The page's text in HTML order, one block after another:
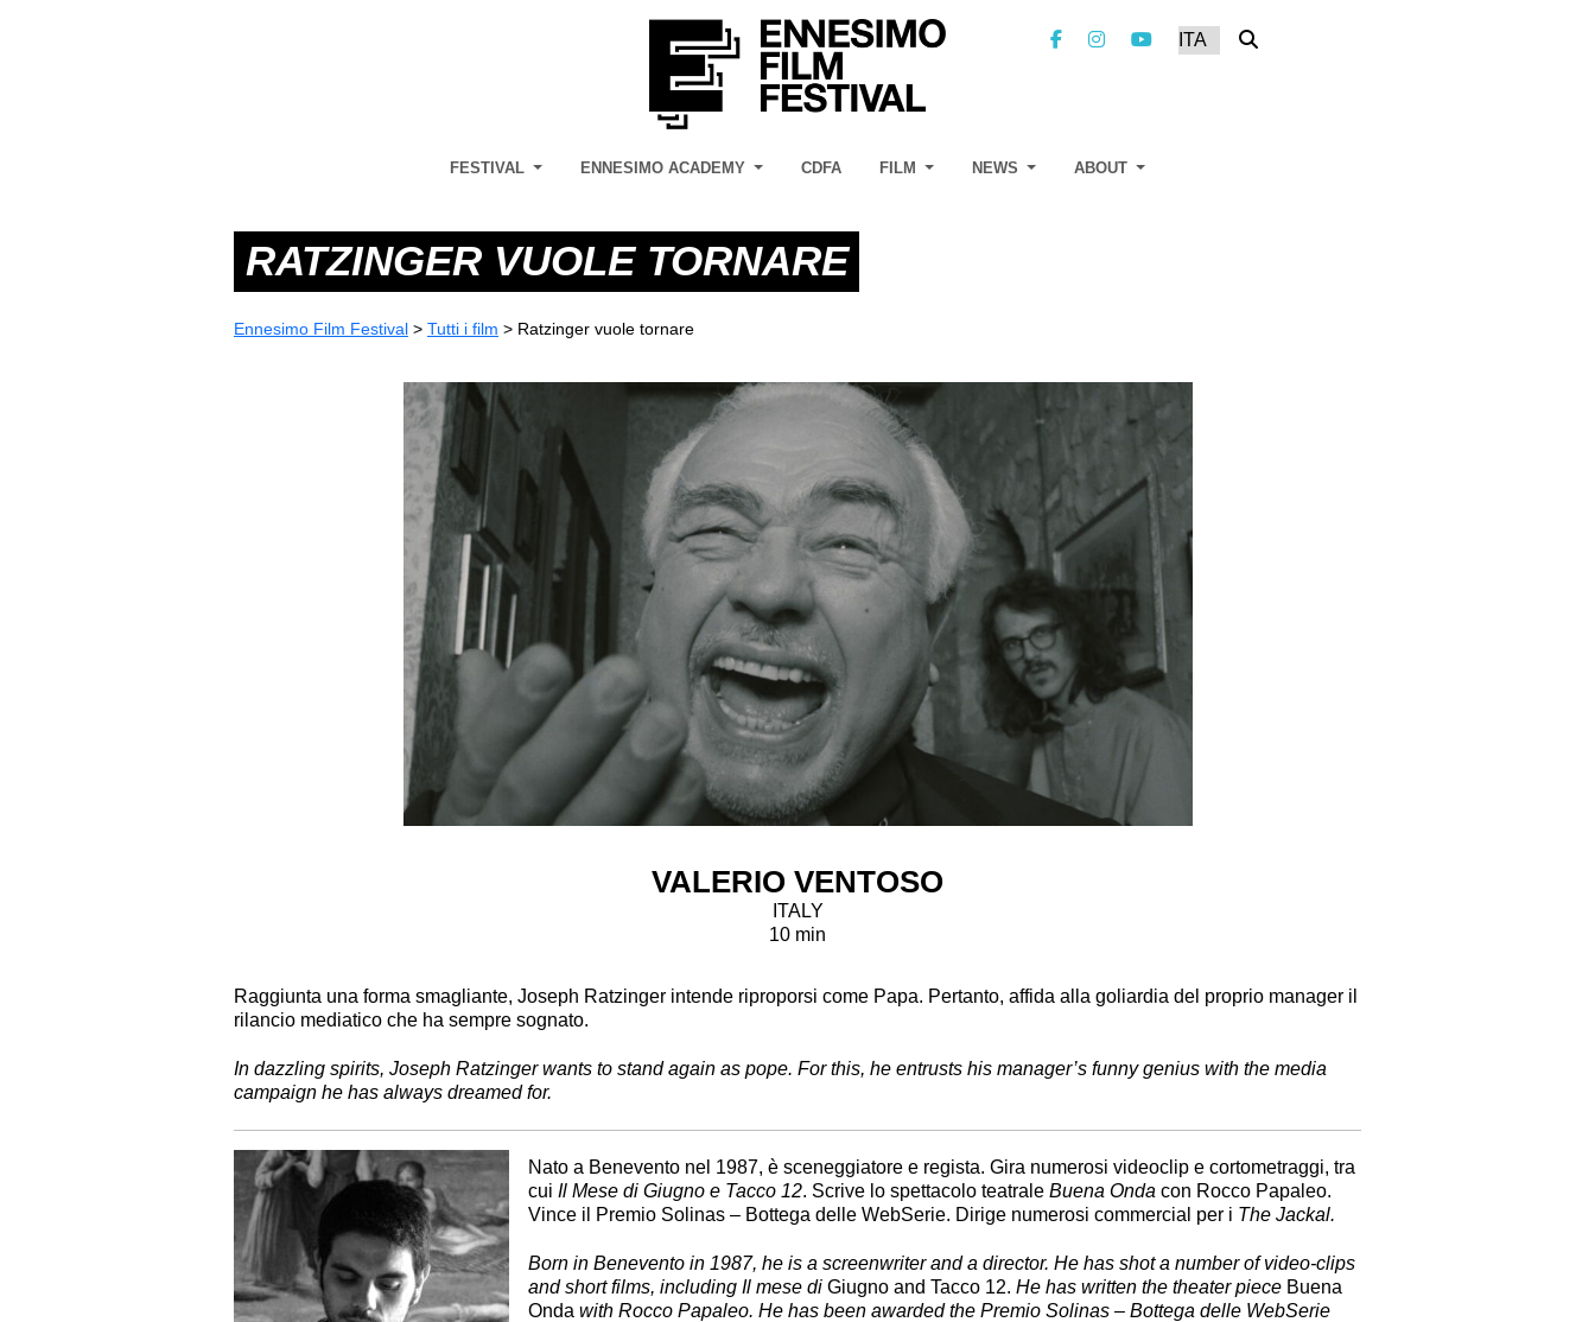
FESTIVAL ENNESIMO ACADEMY CDFA FILM NEWS ABOUT
RATZINGER VUOLE TORNARE
Ennesimo Film Festival > Tutti i film > Ratzinger vuole tornare
VALERIO VENTOSO
ITALY
10 min
Raggiunta una forma smagliante, Joseph Ratzinger intende riproporsi come Papa. Pertanto, affida alla goliardia del proprio manager il
rilancio mediatico che ha sempre sognato.
In dazzling spirits, Joseph Ratzinger wants to stand again as pope. For this, he entrusts his manager’s funny genius with the media
campaign he has always dreamed for.
Nato a Benevento nel 1987, è sceneggiatore e regista. Gira numerosi videoclip e cortometraggi, tra
cui Il Mese di Giugno e Tacco 12. Scrive lo spettacolo teatrale Buena Onda con Rocco Papaleo.
Vince il Premio Solinas – Bottega delle WebSerie. Dirige numerosi commercial per i The Jackal.
Born in Benevento in 1987, he is a screenwriter and a director. He has shot a number of video-clips
and short films, including Il mese di Giugno and Tacco 12. He has written the theater piece Buena
Onda with Rocco Papaleo. He has been awarded the Premio Solinas – Bottega delle WebSerie